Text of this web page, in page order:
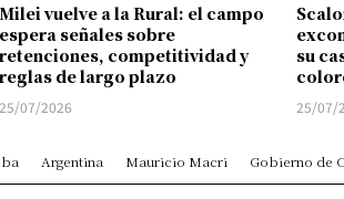
Milei vuelve a la Rural: el campo
espera señales sobre
retenciones, competitividad y
reglas de largo plazo
25/07/2026
su
25/07/
Argentina Mauricio Macri Gobierno de